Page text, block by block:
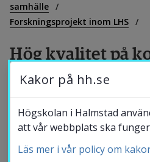
samhälle
Forskningsprojekt inom LHS
Hög kvalitet på
”Mission
för nytänkande?
Det övergripande syftet
olika aktörer, såsom
Forskning
Om
Kakor på hh.se
Högskolan i Halmstad
att vår webbplats ska
Läs mer i vår policy om